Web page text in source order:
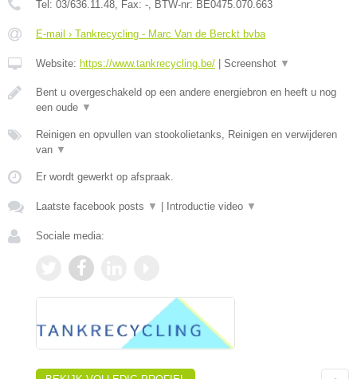
Tel: 03/636.11.48 , Fax: - , BTW-nr: BE0475.070.663
E-mail › Tankrecycling - Marc Van de Berckt bvba
Website: https://www.tankrecycling.be/ | Screenshot ▼
Bent u overgeschakeld op een andere energiebron en heeft u nog
een oude ▼
Reinigen en opvullen van stookolietanks, Reinigen en verwijderen
van ▼
Er wordt gewerkt op afspraak.
Laatste facebook posts ▼ | Introductie video ▼
Sociale media: